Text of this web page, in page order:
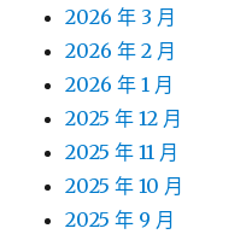
2026 年 3 月
2026 年 2 月
2026 年 1 月
2025 年 12 月
2025 年 11 月
2025 年 10 月
2025 年 9 月